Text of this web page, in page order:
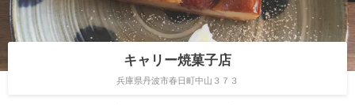
キャリー焼菓子店
兵庫県丹波市春日町中山３７３